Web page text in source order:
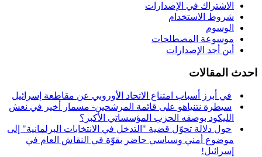
الاشتراك في الإصدارات
شروط الاستخدام
الوسوم
موسوعة المصطلحات
أين أجد الإصدارات
احدث المقالات
في أبرز أسباب امتناع الاتحاد الأوروبي عن مقاطعة إسرائيل
سيطرة نتنياهو على قائمة المرشحين- مسمار أخير في نعش
الليكود بوصفه الحزب المؤسساتي الأكبر؟
حول دلالة تحوّل قضية "التدخل في الانتخابات البرلمانية" إلى
موضوع أمني وسياسي حاضر بقوّة في النقاش العام في
إسرائيل!